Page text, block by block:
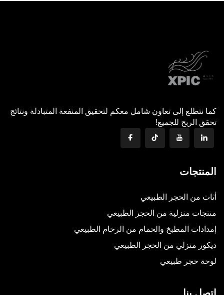
كما نتطلع إلى تعاون شامل معكم لتحقيق المنفعة المتبادلة ونتائج
تحقق الربح للجميع!
المنتجات
أثاث من الحجر الطبيعي
منتجات منزلية من الحجر الطبيعي
إمدادات المطبخ والحمام من الرخام الطبيعي
ديكور منزلي من الحجر الطبيعي
لوحة حجر طبيعي